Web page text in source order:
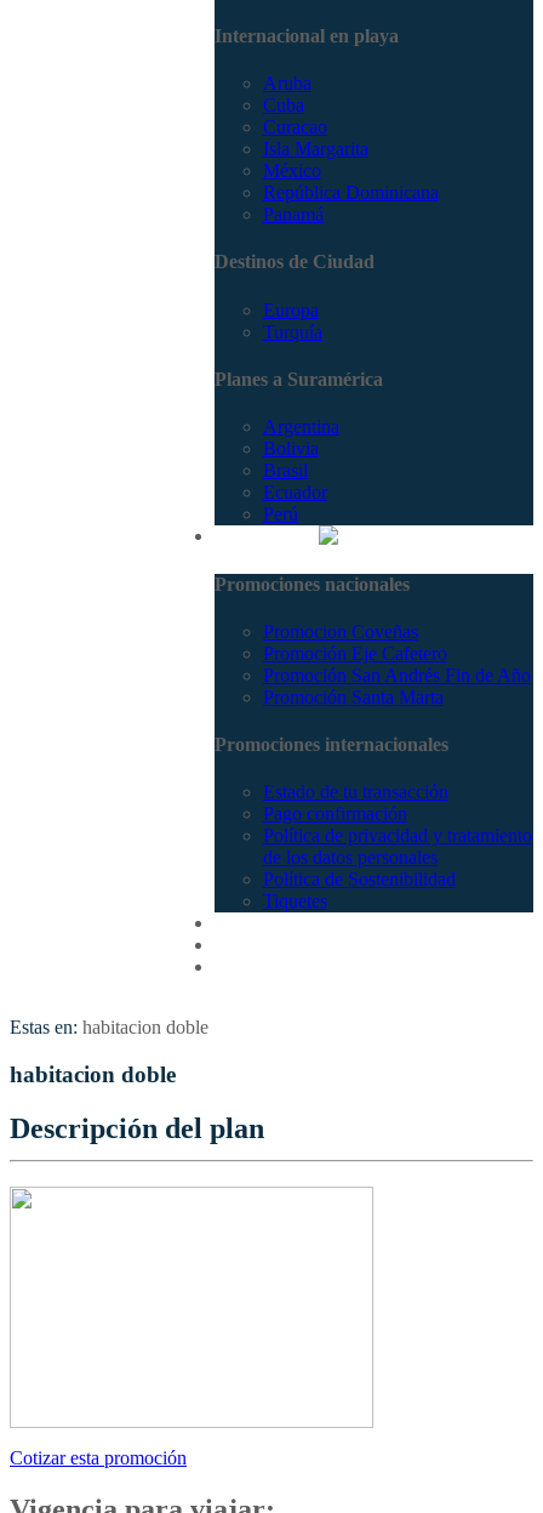
Internacional en playa
Aruba
Cuba
Curacao
Isla Margarita
México
República Dominicana
Panamá
Destinos de Ciudad
Europa
Turquía
Planes a Suramérica
Argentina
Bolivia
Brasil
Ecuador
Perú
Promociones nacionales
Promocion Coveñas
Promoción Eje Cafetero
Promoción San Andrés Fin de Año
Promoción Santa Marta
Promociones internacionales
Estado de tu transacción
Pago confirmación
Política de privacidad y tratamiento
de los datos personales
Política de Sostenibilidad
Tiquetes
Estas en: habitacion doble
habitacion doble
Descripción del plan
Cotizar esta promoción